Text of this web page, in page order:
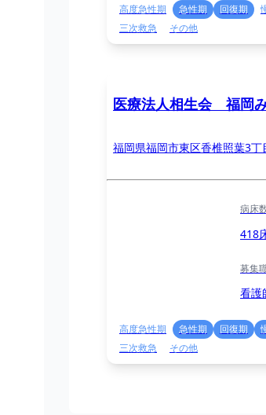
高度急性期 急性期 回復期
三次救急
その他
医療法人相生会 福岡
福岡県福岡市東区香椎照葉3丁
病床
418
募集
看護
高度急性期 急性期 回復期
三次救急
その他